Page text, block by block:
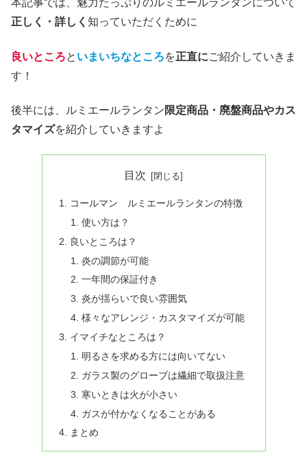
本記事では、魅力たっぷりのルミエールランタンについて
正しく・詳しく 知っていただくために
良いところと いまいちなところを正直にご紹介していきま
す！
後半には、ルミエールランタン限定商品・廃盤商品やカス
タマイズを紹介していきますよ
目次
コールマン ルミエールランタンの特徴
使い方は？
良いところは？
炎の調節が可能
一年間の保証付き
炎が揺らいで良い雰囲気
様々なアレンジ・カスタマイズが可能
イマイチなところは？
明るさを求める方には向いてない
ガラス製のグローブは繊細で取扱注意
寒いときは火が小さい
ガスが付かなくなることがある
まとめ